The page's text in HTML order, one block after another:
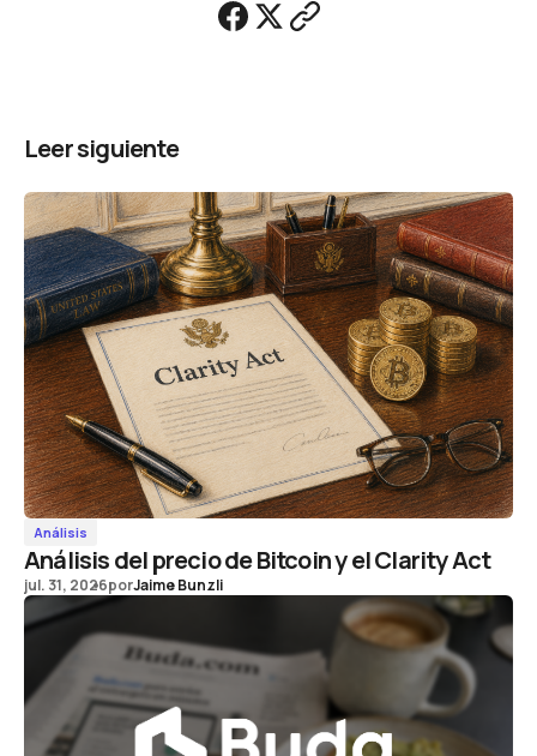
Leer siguiente
Análisis
Análisis del precio de Bitcoin y el Clarity Act
jul. 31, 2026porJaime Bunzli